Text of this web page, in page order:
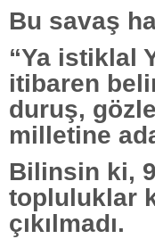
Bu savaş
“Ya istiklal
itibaren
duruş,
milletine
Bilinsin ki,
topluluklar
çıkılmadı.